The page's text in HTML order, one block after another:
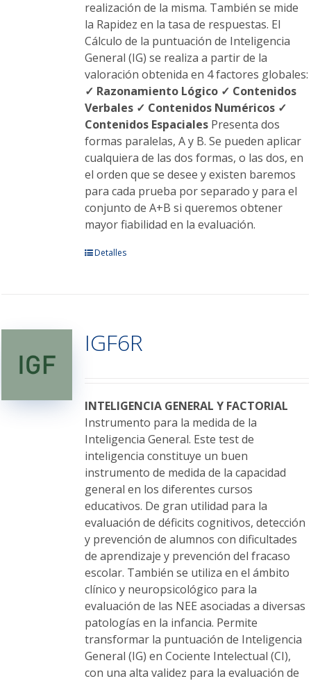
realización de la misma. También se mide
la Rapidez en la tasa de respuestas. El
Cálculo de la puntuación de Inteligencia
General (IG) se realiza a partir de la
valoración obtenida en 4 factores globales:
✓ Razonamiento Lógico ✓ Contenidos
Verbales ✓ Contenidos Numéricos ✓
Contenidos EspacialesPresenta dos
formas paralelas, A y B. Se pueden aplicar
cualquiera de las dos formas, o las dos, en
el orden que se desee y existen baremos
para cada prueba por separado y para el
conjunto de A+B si queremos obtener
mayor fiabilidad en la evaluación.
Este
Las
opciones
elegir
en
la
página
de
producto
Detalles
IGF6R
INTELIGENCIA GENERAL Y FACTORIAL
Instrumento para la medida de la
Inteligencia General. Este test de
inteligencia constituye un buen
instrumento de medida de la capacidad
general en los diferentes cursos
educativos. De gran utilidad para la
evaluación de déficits cognitivos, detección
y prevención de alumnos con dificultades
de aprendizaje y prevención del fracaso
escolar. También se utiliza en el ámbito
clínico y neuropsicológico para la
evaluación de las NEE asociadas a diversas
patologías en la infancia. Permite
transformar la puntuación de Inteligencia
General (IG) en Cociente Intelectual (CI),
con una alta validez para la evaluación de